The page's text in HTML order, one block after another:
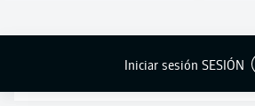
Iniciar sesión SESIÓN
DIVIDIDOS
2 1